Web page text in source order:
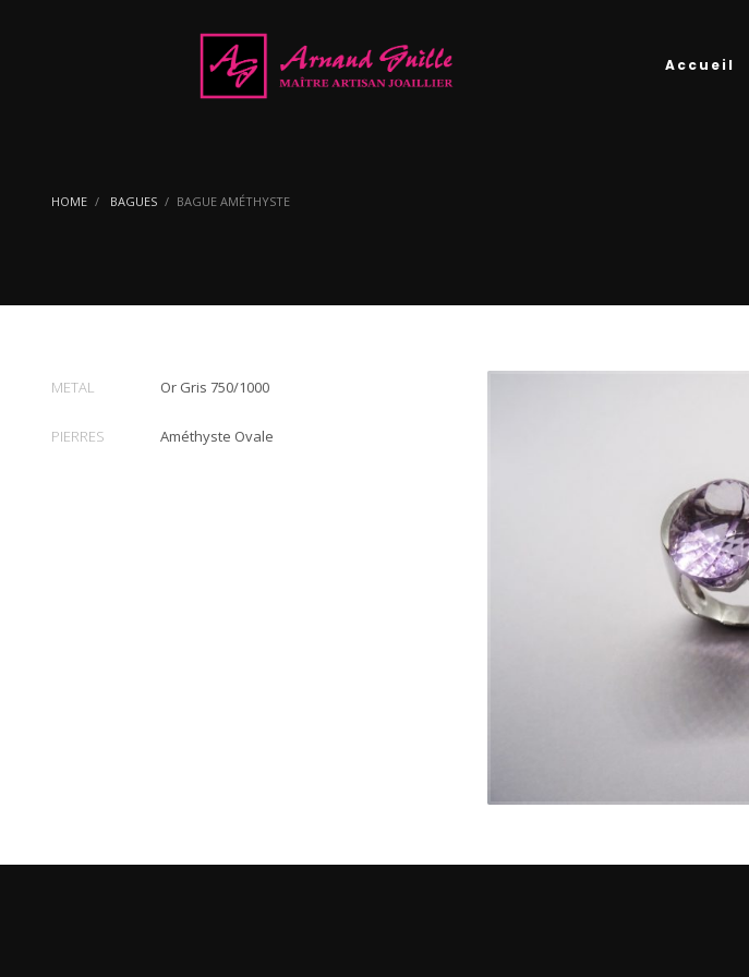
Accueil
HOME BAGUES BAGUE AMÉTHYSTE
METAL Or Gris 750/1000
PIERRES Améthyste Ovale